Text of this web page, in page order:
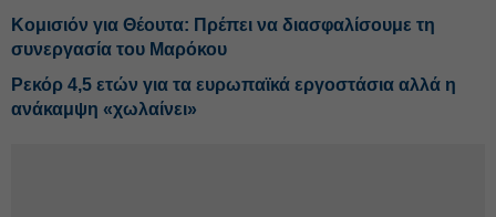
Κομισιόν για Θέουτα: Πρέπει να διασφαλίσουμε τη
συνεργασία του Μαρόκου
Ρεκόρ 4,5 ετών για τα ευρωπαϊκά εργοστάσια αλλά η
ανάκαμψη «χωλαίνει»